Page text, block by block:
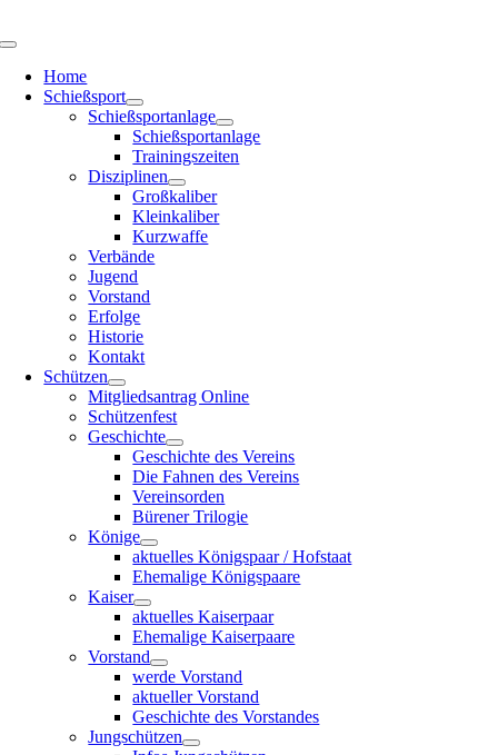
Inhalt
Toggle
NavigationHome
Schießsport
Schießsportanlage
Schießsportanlage
Trainingszeiten
Disziplinen
Großkaliber
Kleinkaliber
Kurzwaffe
Verbände
Jugend
Vorstand
Erfolge
Historie
Kontakt
Schützen
Mitgliedsantrag Online
Schützenfest
Geschichte
Geschichte des Vereins
Die Fahnen des Vereins
Vereinsorden
Bürener Trilogie
Könige
aktuelles Königspaar / Hofstaat
Ehemalige Königspaare
Kaiser
aktuelles Kaiserpaar
Ehemalige Kaiserpaare
Vorstand
werde Vorstand
aktueller Vorstand
Geschichte des Vorstandes
Jungschützen